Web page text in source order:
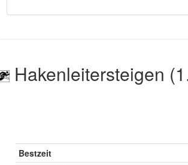
Hakenleitersteigen
Bestzeit